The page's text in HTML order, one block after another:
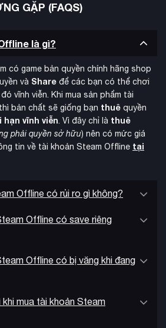
GẶP (FAQS)
là gì?
có game bản quyền chính hãng shop
và Share để các bạn có thể chơi
vĩnh viễn. Khi mua sản phẩm tài
bản chất sẽ giống bạn thuê quyền
vĩnh viễn. Vì đây chỉ là thuê
phải quyền sở hữu) nên có mức giá
tin về tài khoản Steam Offline tại
Offline có rủi ro gì không?
Offline có save riêng
Offline có bị văng khi đang
mua tài khoản Steam